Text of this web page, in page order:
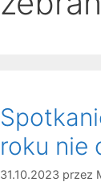
roku nie
31.10.2023 przez